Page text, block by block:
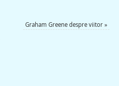
Graham Greene despre viitor»